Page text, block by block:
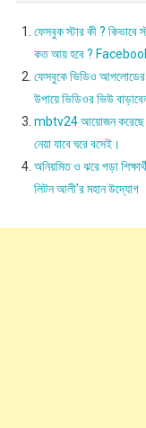
ফেসবুক স্টার কী ? কিভাবে
কত আয় হবে ?
ফেসবুকে ভিডিও
উপায়ে ভিডিওর ভিউ
mbtv24 আয়োজন করেছে
নেয়া যাবে ঘরে বসেই।
অনিয়মিত ও ঝরে পড়া
লিটন আলী’র মহান উদ্যোগ